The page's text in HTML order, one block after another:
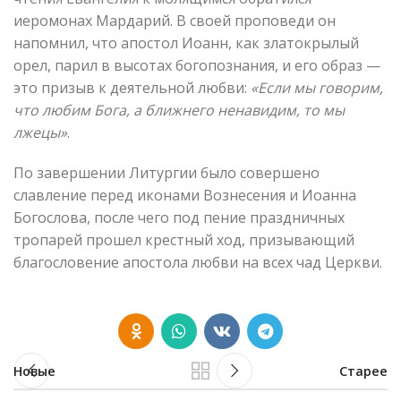
иеромонах Мардарий. В своей проповеди он
напомнил, что апостол Иоанн, как златокрылый
орел, парил в высотах богопознания, и его образ —
это призыв к деятельной любви: «Если мы говорим,
что любим Бога, а ближнего ненавидим, то мы
лжецы».
По завершении Литургии было совершено
славление перед иконами Вознесения и Иоанна
Богослова, после чего под пение праздничных
тропарей прошел крестный ход, призывающий
благословение апостола любви на всех чад Церкви.
Новые Старее